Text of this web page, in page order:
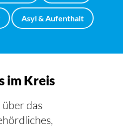
Asyl & Aufenthalt
im Kreis
das